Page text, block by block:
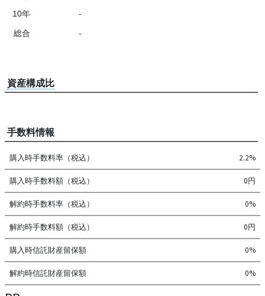
10年 -
総合 -
資産構成比
手数料情報
購入時手数料率（税込） 2.2%
購入時手数料額（税込） 0円
解約時手数料率（税込） 0%
解約時手数料額（税込） 0円
購入時信託財産留保額 0%
解約時信託財産留保額 0%